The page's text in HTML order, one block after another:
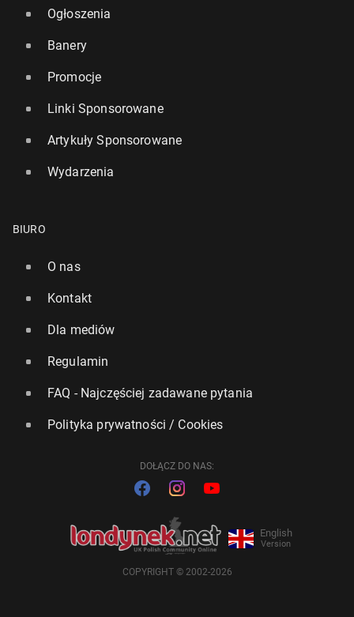
Ogłoszenia
Banery
Promocje
Linki Sponsorowane
Artykuły Sponsorowane
Wydarzenia
BIURO
O nas
Kontakt
Dla mediów
Regulamin
FAQ - Najczęściej zadawane pytania
Polityka prywatności / Cookies
DOŁĄCZ DO NAS:
English
Version
COPYRIGHT © 2002-2026